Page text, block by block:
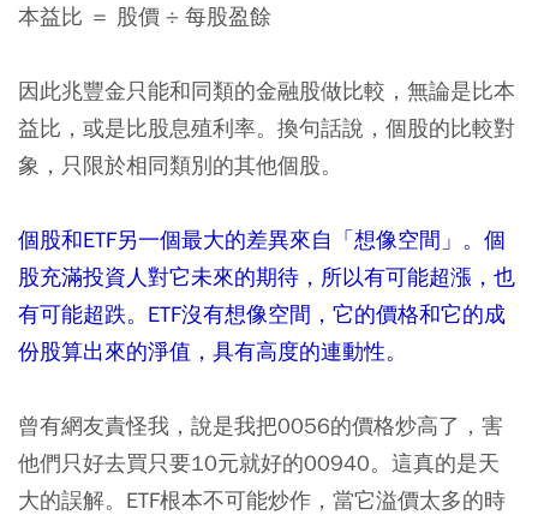
本益比 ＝ 股價 ÷ 每股盈餘
因此兆豐金只能和同類的金融股做比較，無論是比本
益比，或是比股息殖利率。換句話說，個股的比較對
象，只限於相同類別的其他個股。
個股和ETF另一個最大的差異來自「想像空間」。個
股充滿投資人對它未來的期待，所以有可能超漲，也
有可能超跌。ETF沒有想像空間，它的價格和它的成
份股算出來的淨值，具有高度的連動性。
曾有網友責怪我，說是我把0056的價格炒高了，害
他們只好去買只要10元就好的00940。這真的是天
大的誤解。ETF根本不可能炒作，當它溢價太多的時